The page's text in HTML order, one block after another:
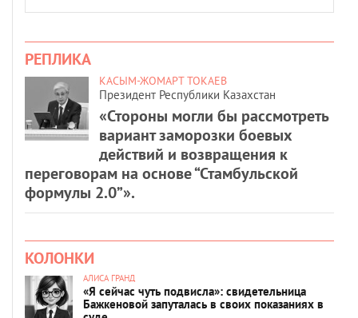
РЕПЛИКА
КАСЫМ-ЖОМАРТ ТОКАЕВ
Президент Республики Казахстан
«Стороны могли бы рассмотреть
вариант заморозки боевых
действий и возвращения к
переговорам на основе “Стамбульской
формулы 2.0”».
КОЛОНКИ
АЛИСА ГРАНД
«Я сейчас чуть подвисла»: свидетельница
Бажкеновой запуталась в своих показаниях в